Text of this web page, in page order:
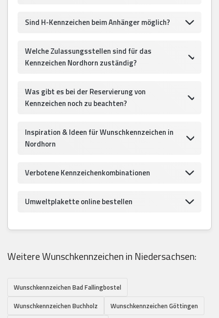
Sind H-Kennzeichen beim Anhänger möglich?
Welche Zulassungsstellen sind für das
Kennzeichen Nordhorn zuständig?
Was gibt es bei der Reservierung von
Kennzeichen noch zu beachten?
Inspiration & Ideen für Wunschkennzeichen in
Nordhorn
Verbotene Kennzeichenkombinationen
Umweltplakette online bestellen
Weitere Wunschkennzeichen in Niedersachsen:
Wunschkennzeichen Bad Fallingbostel
Wunschkennzeichen Buchholz
Wunschkennzeichen Göttingen